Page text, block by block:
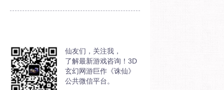
仙友们，关注我，
了解最新游戏咨询！3D
玄幻网游巨作《诛仙》
公共微信平台。